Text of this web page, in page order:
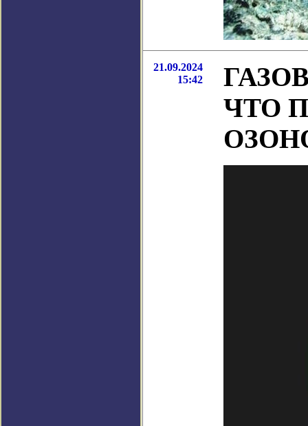
21.09.2024
15:42
ЧТО